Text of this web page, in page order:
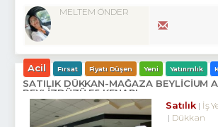
MELTEM ÖNDER
Acil Fırsat Fiyatı Düşen Yeni Yatırımlık
SATILIK DÜKKAN-MAĞAZA BEYLİCİUM
BEYLİZDÜZÜ E5 KENARI
Satılık
İş
Dükkan